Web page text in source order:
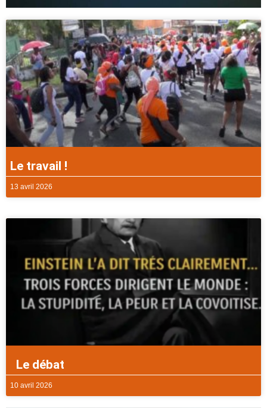
Le travail !
13 avril 2026
Le débat
10 avril 2026